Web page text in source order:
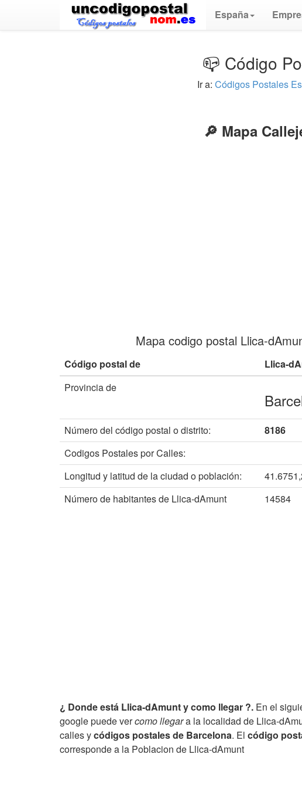
España
📪 Código
Ir a: Códigos Postales
🔎 Mapa
Mapa codigo postal Llica-
Código postal de
Llica-
Provincia de
Número del código postal o distrito:
8186
Codigos Postales por Calles:
Longitud y latitud de la ciudad o población:
Número de habitantes de Llica-dAmunt
14584
¿ Donde está Llica-dAmunt y como llegar ?. En el
google puede vercomo llegara la localidad de Llica-
calles ycódigos postales de Barcelona. El código
corresponde a la Poblacion de Llica-dAmunt